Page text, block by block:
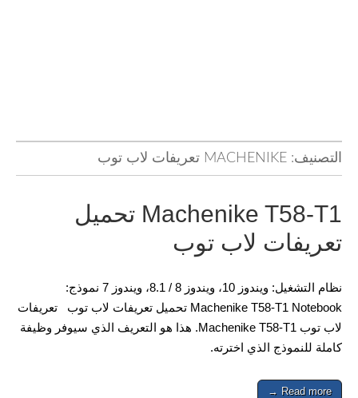
التصنيف: MACHENIKE تعريفات لاب توب
Machenike T58-T1 تحميل
تعريفات لاب توب
نظام التشغيل: ويندوز 10، ويندوز 8 / 8.1، ويندوز 7 نموذج:
Machenike T58-T1 Notebook تحميل تعريفات لاب توب تعريفات
لاب توب Machenike T58-T1. هذا هو التعريف الذي سيوفر وظيفة
كاملة للنموذج الذي اخترته.
Read more →